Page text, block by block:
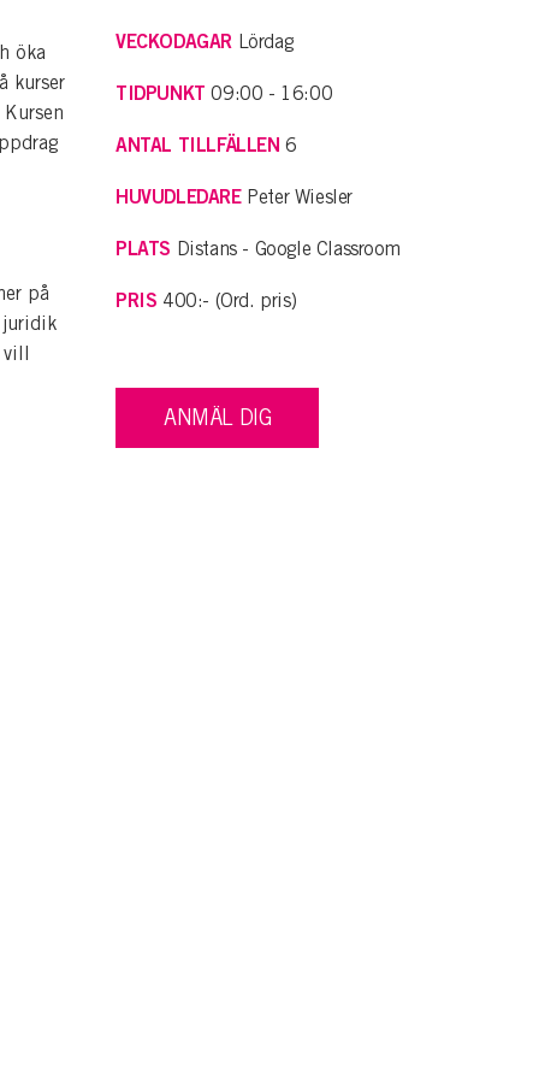
öka
kurser
på
juridik
vill
VECKODAGAR Lördag
TIDPUNKT 09:00 - 16:00
ANTAL TILLFÄLLEN 6
HUVUDLEDAREPeter Wiesler
PLATS Distans - Google Classroom
PRIS 400:- (Ord. pris)
ANMÄL DIG